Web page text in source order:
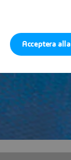
Acceptera alla